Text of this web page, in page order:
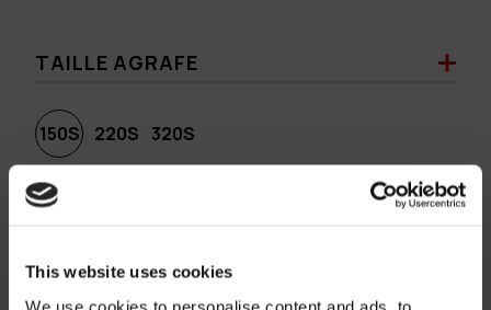
This website uses cookies
We use cookies to personalise content and ads, to
TAILLE AGRAFE
150S 220S 320S